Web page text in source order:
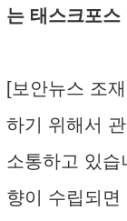
는 태스크포스
[보안뉴스 조
하기 위해서
소통하고 있
향이 수립되면